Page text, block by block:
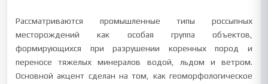
Рассматриваются промышленные типы россыпных
месторождений как особая группа объектов,
формирующихся при разрушении коренных пород и
переносе тяжелых минералов водой, льдом и ветром.
Основной акцент сделан на том, как геоморфологическое